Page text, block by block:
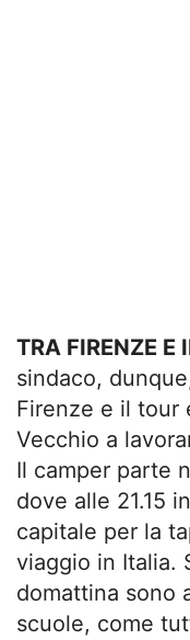
TRA FIRENZE E
sindaco,
Firenze e il tour
Vecchio a
Il camper parte
dove alle 21.15
capitale per la
viaggio in Italia.
domattina sono
scuole, come